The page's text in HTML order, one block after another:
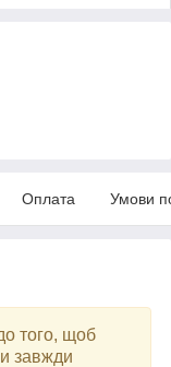
Оплата Умови
того, щоб
завжди